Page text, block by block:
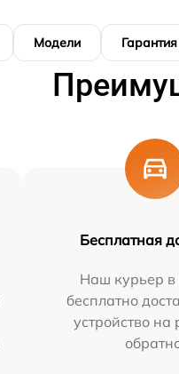
Модели Гарантия
Бесплатная
Наш курьер в
бесплатно
устройство на